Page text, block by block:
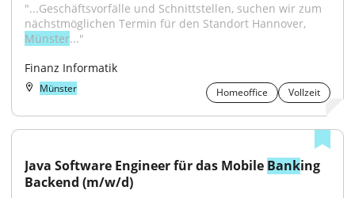
"...Geschäftsvorfälle und Schnittstellen, suchen wir zum
Münster..."
Finanz Informatik
Münster Homeoffice Vollzeit
Java Software Engineer für das Mobile Banking
Backend (m/w/d)